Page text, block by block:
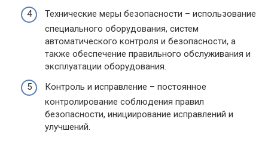
Технические меры безопасности – использование
специального оборудования, систем
автоматического контроля и безопасности, а
также обеспечение правильного обслуживания и
эксплуатации оборудования.
Контроль и исправление – постоянное
контролирование соблюдения правил
безопасности, инициирование исправлений и
улучшений.